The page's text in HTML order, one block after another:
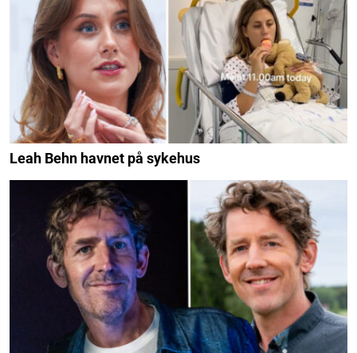
Leah Behn havnet på sykehus